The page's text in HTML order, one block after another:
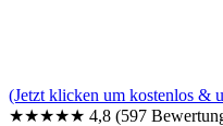
(Jetzt klicken um kostenlos &
★★★★★ 4,8 (597